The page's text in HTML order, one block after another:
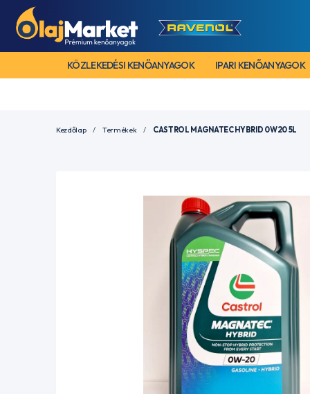
KÖZLEKEDÉSI KENŐANYAGOK IPARI KENŐANYAGOK
Kezdőlap Termékek CASTROL MAGNATEC HYBRID 0W20 5L